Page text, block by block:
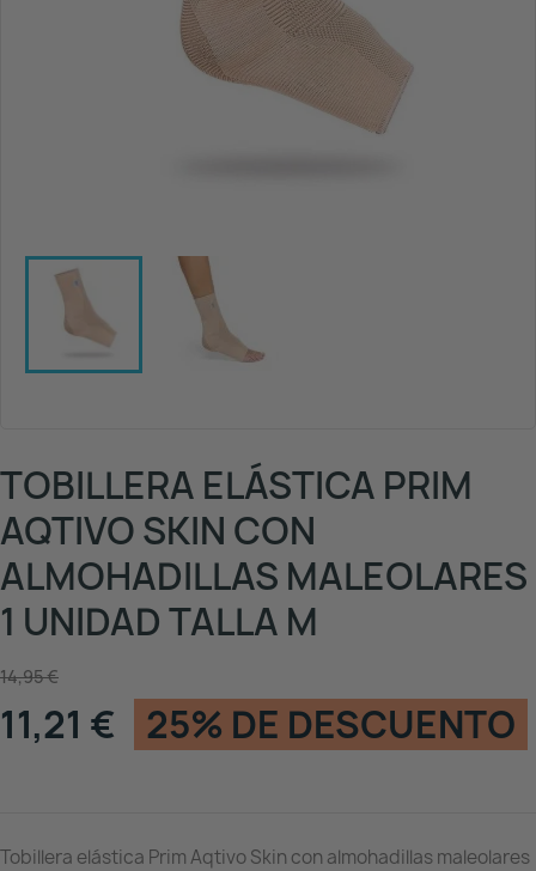
TOBILLERA ELÁSTICA PRIM
AQTIVO SKIN CON
ALMOHADILLAS MALEOLARES
1 UNIDAD TALLA M
14,95 €
11,21 € 25% DE DESCUENTO
Tobillera elástica Prim Aqtivo Skin con almohadillas maleolares